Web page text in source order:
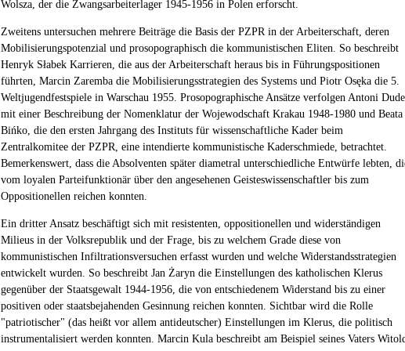
Wolsza, der die Zwangsarbeiterlager 1945-1956 in Polen erforscht.
Zweitens untersuchen mehrere Beiträge die Basis der PZPR in der Arbeiterschaft, deren
Mobilisierungspotenzial und prosopographisch die kommunistischen Eliten. So beschreibt
Henryk Słabek Karrieren, die aus der Arbeiterschaft heraus bis in Führungspositionen
führten, Marcin Zaremba die Mobilisierungsstrategien des Systems und Piotr Osęka die 5.
Weltjugendfestspiele in Warschau 1955. Prosopographische Ansätze verfolgen Antoni
mit einer Beschreibung der Nomenklatur der Wojewodschaft Krakau 1948-1980 und Beata
Bińko, die den ersten Jahrgang des Instituts für wissenschaftliche Kader beim
Zentralkomitee der PZPR, eine intendierte kommunistische Kaderschmiede, betrachtet.
Bemerkenswert, dass die Absolventen später diametral unterschiedliche Entwürfe lebten,
vom loyalen Parteifunktionär über den angesehenen Geisteswissenschaftler bis zum
Oppositionellen reichen konnten.
Ein dritter Ansatz beschäftigt sich mit resistenten, oppositionellen und widerständigen
Milieus in der Volksrepublik und der Frage, bis zu welchem Grade diese von
kommunistischen Infiltrationsversuchen erfasst wurden und welche Widerstandsstrategien
entwickelt wurden. So beschreibt Jan Żaryn die Einstellungen des katholischen Klerus
gegenüber der Staatsgewalt 1944-1956, die von entschiedenem Widerstand bis zu einer
positiven oder staatsbejahenden Gesinnung reichen konnten. Sichtbar wird die Rolle
"patriotischer" (das heißt vor allem antideutscher) Einstellungen im Klerus, die politisch
instrumentalisiert werden konnten. Marcin Kula beschreibt am Beispiel seines Vaters